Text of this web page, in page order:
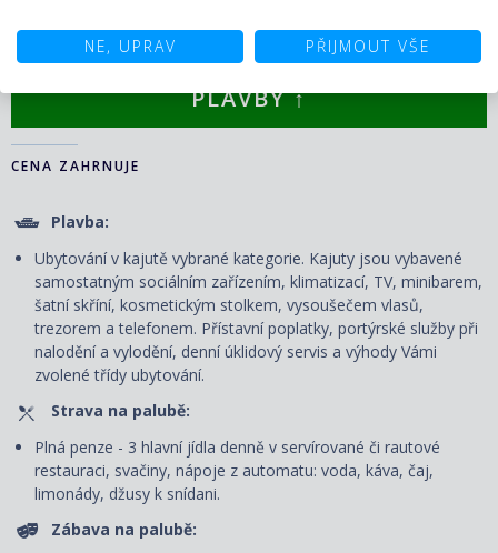
KALKULAČKA A POPTÁVKA
PLAVBY ↑
CENA ZAHRNUJE
Plavba:
Ubytování v kajutě vybrané kategorie. Kajuty jsou vybavené
samostatným sociálním zařízením, klimatizací, TV, minibarem,
šatní skříní, kosmetickým stolkem, vysoušečem vlasů,
trezorem a telefonem. Přístavní poplatky, portýrské služby při
nalodění a vylodění, denní úklidový servis a výhody Vámi
zvolené třídy ubytování.
Strava na palubě:
Plná penze - 3 hlavní jídla denně v servírované či rautové
restauraci, svačiny, nápoje z automatu: voda, káva, čaj,
limonády, džusy k snídani.
Zábava na palubě:
NE, UPRAV PŘIJMOUT VŠE